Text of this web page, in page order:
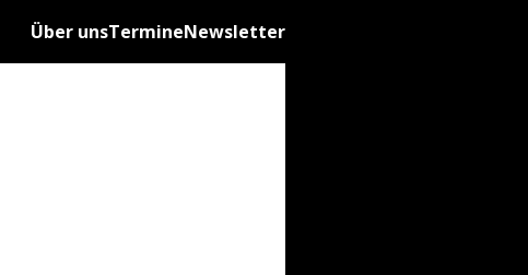
Über unsTermineNewsletter